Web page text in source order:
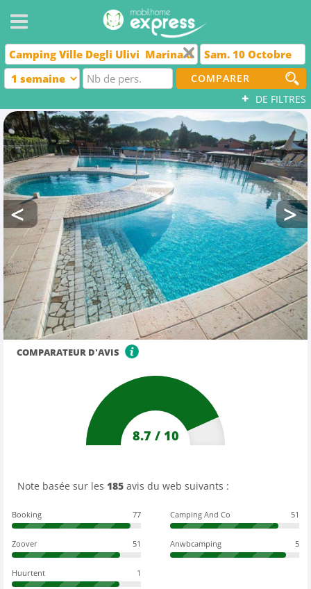
COMPARER
+ DE FILTRES
COMPARATEUR D'AVIS
8.7 / 10
Note basée sur les 185 avis du web suivants :
Booking 77 Camping And Co 51
Zoover 51 Anwbcamping 5
Huurtent 1